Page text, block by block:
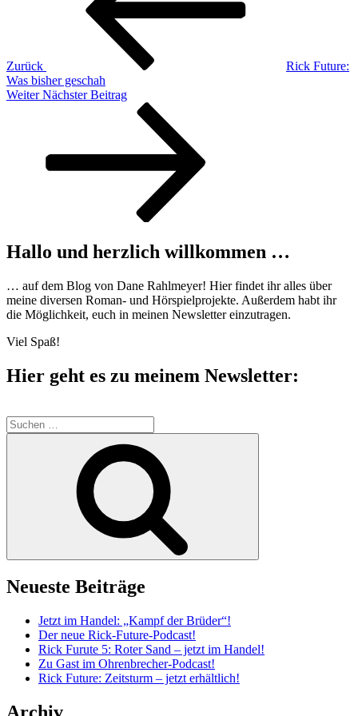
Zurück
Rick Future:
Was bisher geschah
Nächster
Weiter Nächster Beitrag
Hallo und herzlich willkommen …
… auf dem Blog von Dane Rahlmeyer! Hier findet ihr alles über
meine diversen Roman- und Hörspielprojekte. Außerdem habt ihr
die Möglichkeit, euch in meinen Newsletter einzutragen.
Viel Spaß!
Hier geht es zu meinem Newsletter:
Suche
nach:
Neueste Beiträge
Jetzt im Handel: „Kampf der Brüder“!
Der neue Rick-Future-Podcast!
Rick Furute 5: Roter Sand – jetzt im Handel!
Zu Gast im Ohrenbrecher-Podcast!
Rick Future: Zeitsturm – jetzt erhältlich!